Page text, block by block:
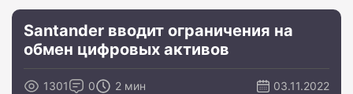
Santander вводит ограничения на
обмен цифровых активов
1301 0 2 мин 03.11.2022